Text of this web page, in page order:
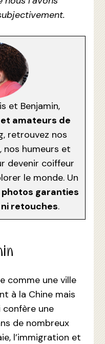
et Benjamin,
amateurs de
retrouvez nos
nos humeurs et
devenir coiffeur
le monde. Un
photos garanties
retouches.
comme une ville
à la Chine mais
une
de nombreux
l’immigration et